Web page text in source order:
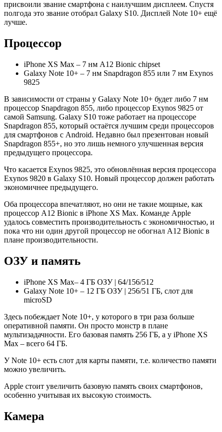
присвоили звание смартфона с наилучшим дисплеем. Спустя
полгода это звание отобрал Galaxy S10. Дисплей Note 10+ ещё
лучше.
Процессор
iPhone XS Max – 7 нм A12 Bionic chipset
Galaxy Note 10+ – 7 нм Snapdragon 855 или 7 нм Exynos
9825
В зависимости от страны у Galaxy Note 10+ будет либо 7 нм
процессор Snapdragon 855, либо процессор Exynos 9825 от
самой Samsung. Galaxy S10 тоже работает на процессоре
Snapdragon 855, который остаётся лучшим среди процессоров
для смартфонов с Android. Недавно был презентован новый
Snapdragon 855+, но это лишь немного улучшенная версия
предыдущего процессора.
Что касается Exynos 9825, это обновлённая версия процессора
Exynos 9820 в Galaxy S10. Новый процессор должен работать
экономичнее предыдущего.
Оба процессора впечатляют, но они не такие мощные, как
процессор A12 Bionic в iPhone XS Max. Команде Apple
удалось совместить производительность с экономичностью, и
пока что ни один другой процессор не обогнал A12 Bionic в
плане производительности.
ОЗУ и память
iPhone XS Max– 4 ГБ ОЗУ | 64/156/512
Galaxy Note 10+ – 12 ГБ ОЗУ | 256/51 ГБ, слот для
microSD
Здесь побеждает Note 10+, у которого в три раза больше
оперативной памяти. Он просто монстр в плане
мультизадачности. Его базовая память 256 ГБ, а у iPhone XS
Max – всего 64 ГБ.
У Note 10+ есть слот для карты памяти, т.е. количество памяти
можно увеличить.
Apple стоит увеличить базовую память своих смартфонов,
особенно учитывая их высокую стоимость.
Камера